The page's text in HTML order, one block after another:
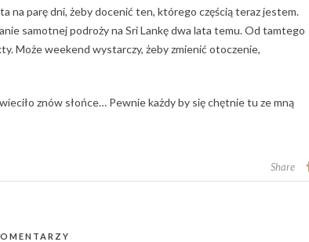
na parę dni, żeby docenić ten, którego częścią teraz jestem.
samotnej podroży na Sri Lankę dwa lata temu. Od tamtego
Może weekend wystarczy, żeby zmienić otoczenie,
znów słońce… Pewnie każdy by się chętnie tu ze mną
Share